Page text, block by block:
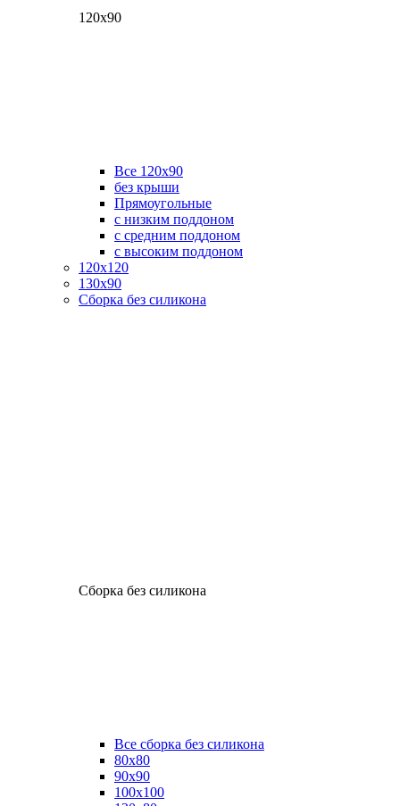
120х90
Все 120х90
без крыши
Прямоугольные
с низким поддоном
с средним поддоном
с высоким поддоном
120х120
130х90
Сборка без силикона
Сборка без силикона
Все сборка без силикона
80х80
90х90
100х100